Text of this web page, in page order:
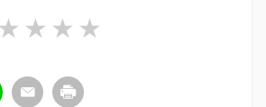
4 stars
3 stars
2 stars
1 star